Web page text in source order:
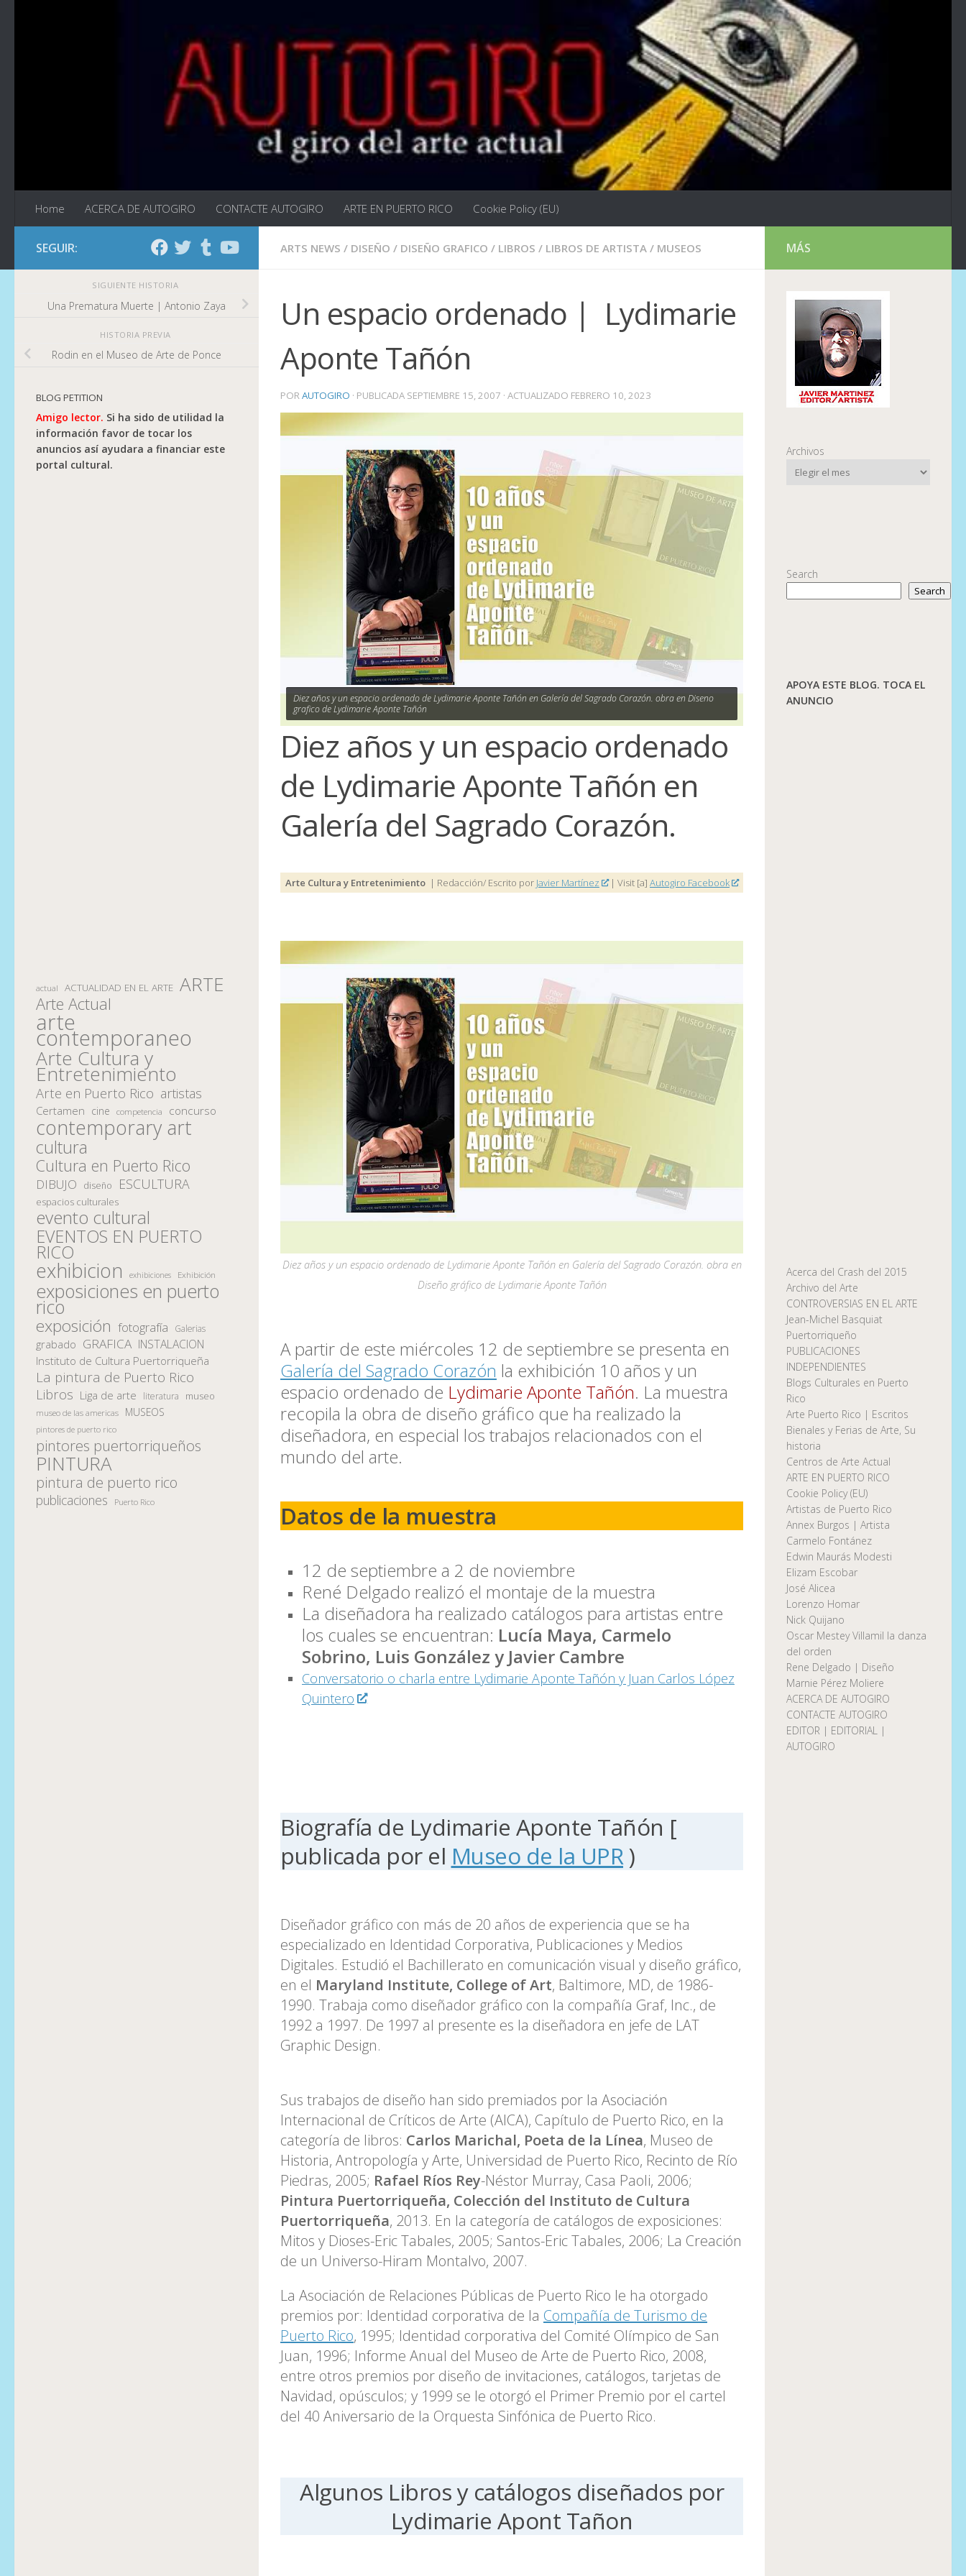
Home ACERCA DE AUTOGIRO CONTACTE AUTOGIRO ARTE EN PUERTO RICO Cookie Policy (EU)
ARTS NEWS / DISEÑO / DISEÑO GRAFICO / LIBROS / LIBROS DE ARTISTA / MUSEOS
Un espacio ordenado | Lydimarie
Aponte Tañón
PORAUTOGIRO · PUBLICADA SEPTIEMBRE 15, 2007 · ACTUALIZADO FEBRERO 10, 2023
Diez años y un espacio ordenado de Lydimarie Aponte Tañón en Galería del Sagrado Corazón. obra en Diseno
grafico de Lydimarie Aponte Tañón
Diez años y un espacio ordenado
de Lydimarie Aponte Tañón en
Galería del Sagrado Corazón.
Arte Cultura y Entretenimiento| Redacción/ Escrito por Javier Martínez | Visit [a] Autogiro Facebook
Diez años y un espacio ordenado de Lydimarie Aponte Tañón en Galería del Sagrado Corazón. obra en
Diseño gráfico de Lydimarie Aponte Tañón
A partir de este miércoles 12 de septiembre se presenta en
Galería del Sagrado Corazón la exhibición 10 años y un
espacio ordenado de Lydimarie Aponte Tañón. La muestra
recopila la obra de diseño gráfico que ha realizado la
diseñadora, en especial los trabajos relacionados con el
mundo del arte.
Datos de la muestra
12 de septiembre a 2 de noviembre
René Delgado realizó el montaje de la muestra
La diseñadora ha realizado catálogos para artistas entre
los cuales se encuentran: Lucía Maya, Carmelo
Sobrino, Luis González y Javier Cambre
Conversatorio o charla entre Lydimarie Aponte Tañón y Juan Carlos López
Quintero
Biografía de Lydimarie Aponte Tañón [
publicada por el Museo de la UPR)
Diseñador gráfico con más de 20 años de experiencia que se ha
especializado en Identidad Corporativa, Publicaciones y Medios
Digitales. Estudió el Bachillerato en comunicación visual y diseño gráfico,
en el Maryland Institute, College of Art, Baltimore, MD, de 1986-
1990. Trabaja como diseñador gráfico con la compañía Graf, Inc., de
1992 a 1997. De 1997 al presente es la diseñadora en jefe de LAT
Graphic Design.
Sus trabajos de diseño han sido premiados por la Asociación
Internacional de Críticos de Arte (AICA), Capítulo de Puerto Rico, en la
categoría de libros: Carlos Marichal, Poeta de la Línea, Museo de
Historia, Antropología y Arte, Universidad de Puerto Rico, Recinto de Río
Piedras, 2005; Rafael Ríos Rey-Néstor Murray, Casa Paoli, 2006;
Pintura Puertorriqueña, Colección del Instituto de Cultura
Puertorriqueña, 2013. En la categoría de catálogos de exposiciones:
Mitos y Dioses-Eric Tabales, 2005; Santos-Eric Tabales, 2006; La Creación
de un Universo-Hiram Montalvo, 2007.
La Asociación de Relaciones Públicas de Puerto Rico le ha otorgado
premios por: Identidad corporativa de la Compañía de Turismo de
Puerto Rico, 1995; Identidad corporativa del Comité Olímpico de San
Juan, 1996; Informe Anual del Museo de Arte de Puerto Rico, 2008,
entre otros premios por diseño de invitaciones, catálogos, tarjetas de
Navidad, opúsculos; y 1999 se le otorgó el Primer Premio por el cartel
del 40 Aniversario de la Orquesta Sinfónica de Puerto Rico.
Algunos Libros y catálogos diseñados por
Lydimarie Apont Tañon
SEGUIR:
SIGUIENTE HISTORIA
Una Prematura Muerte | Antonio Zaya
HISTORIA PREVIA
Rodin en el Museo de Arte de Ponce
BLOG PETITION
Amigo lector. Si ha sido de utilidad la
información favor de tocar los
anuncios así ayudara a financiar este
portal cultural.
actual ACTUALIDAD EN EL ARTE ARTE
Arte Actual
arte
contemporaneo
Arte Cultura y
Entretenimiento
Arte en Puerto Rico artistas
Certamen cine competencia concurso
contemporary art
cultura
Cultura en Puerto Rico
DIBUJO diseño ESCULTURA
espacios culturales
evento cultural
EVENTOS EN PUERTO
RICO
exhibicion exhibiciones Exhibición
exposiciones en puerto
rico
exposición fotografía Galerias
grabado GRAFICA INSTALACION
Instituto de Cultura Puertorriqueña
La pintura de Puerto Rico
Libros Liga de arte literatura museo
museo de las americas MUSEOS
pintores de puerto rico
pintores puertorriqueños
PINTURA
pintura de puerto rico
publicaciones Puerto Rico
MÁS
Archivos
Search
Search
APOYA ESTE BLOG. TOCA EL
ANUNCIO
Acerca del Crash del 2015
Archivo del Arte
CONTROVERSIAS EN EL ARTE
Jean-Michel Basquiat
Puertorriqueño
PUBLICACIONES
INDEPENDIENTES
Blogs Culturales en Puerto
Rico
Arte Puerto Rico | Escritos
Bienales y Ferias de Arte, Su
historia
Centros de Arte Actual
ARTE EN PUERTO RICO
Cookie Policy (EU)
Artistas de Puerto Rico
Annex Burgos | Artista
Carmelo Fontánez
Edwin Maurás Modesti
Elizam Escobar
José Alicea
Lorenzo Homar
Nick Quijano
Oscar Mestey Villamil la danza
del orden
Rene Delgado | Diseño
Marnie Pérez Moliere
ACERCA DE AUTOGIRO
CONTACTE AUTOGIRO
EDITOR | EDITORIAL |
AUTOGIRO